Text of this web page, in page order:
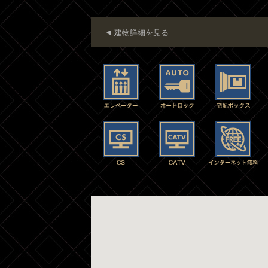
建物詳細を見る